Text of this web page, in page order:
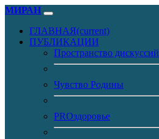
МИРАН
ГЛАВНАЯ(current)
ПУБЛИКАЦИИ
Пространство дискуссий
Чувство Родины
PROздоровье